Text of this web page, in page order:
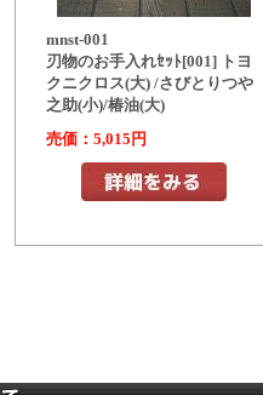
mnst-001
刃物のお手入れｾｯﾄ[001] トヨ
クニクロス(大) /さびとりつや
之助(小)/椿油(大)
売価：5,015円